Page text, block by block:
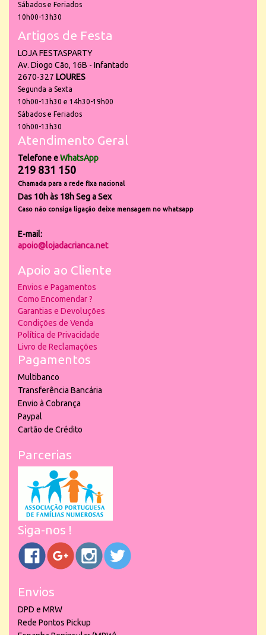
Sábados e Feriados
10h00-13h30
Artigos de Festa
LOJA FESTASPARTY
Av. Diogo Cão, 16B - Infantado
2670-327 LOURES
Segunda a Sexta
10h00-13h30 e 14h30-19h00
Sábados e Feriados
10h00-13h30
Atendimento Geral
Telefone eWhatsApp
219 831 150
Chamada para a rede fixa nacional
Das 10h às 18h Seg a Sex
Caso não consiga ligação deixe mensagem no whatsapp
E-mail:
apoio@lojadacrianca.net
Apoio ao Cliente
Envios e Pagamentos
Como Encomendar ?
Garantias e Devoluções
Condições de Venda
Política de Privacidade
Livro de Reclamações
Pagamentos
Multibanco
Transferência Bancária
Envio à Cobrança
Paypal
Cartão de Crédito
Parcerias
Siga-nos !
Envios
DPD e MRW
Rede Pontos Pickup